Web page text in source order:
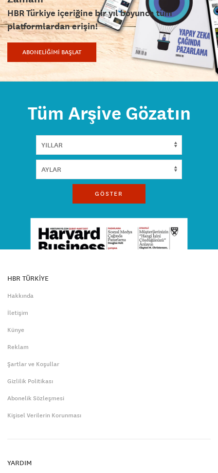
HBR Türkiye içeriğine bir yıl boyunca tüm
platformlardan erişin!
ABONELİĞİMİ BAŞLAT
Tüm Arşive Gözatın
GÖSTER
HBR TÜRKİYE
Hakkında
İletişim
Künye
Reklam
Şartlar ve Koşullar
Gizlilik Politikası
Abonelik Sözleşmesi
Kişisel Verilerin Korunması
YARDIM